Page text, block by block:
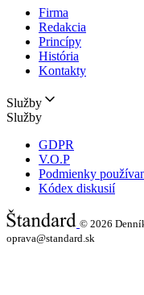
Firma
Redakcia
Princípy
História
Kontakty
Služby
Služby
GDPR
V.O.P
Podmienky
Kódex diskusií
© 2026
oprava@standard.sk